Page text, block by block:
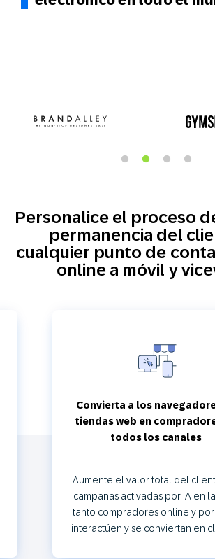
Personalice el proceso
permanencia del
cualquier punto de
online a móvil y
Construya relaciones con
auténticas con una
lealtad eficaz
Proporcione contenidos de
relevantes y ofertas
para fomentar la repetición de
y hacer crecer la lealtad de los